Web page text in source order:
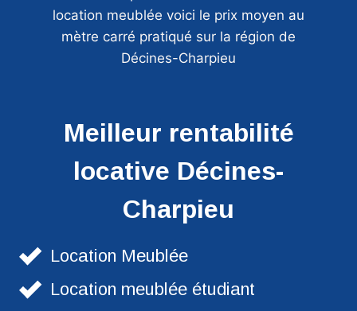
location meublée voici le prix moyen au
mètre carré pratiqué sur la région de
Décines-Charpieu
Meilleur rentabilité
locative Décines-
Charpieu
Location Meublée
Location meublée étudiant